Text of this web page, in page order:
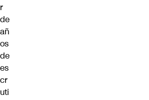
r
de
añ
os
de
es
cr
uti